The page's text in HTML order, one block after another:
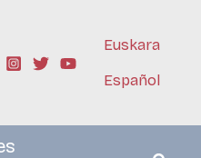
Euskara
Español